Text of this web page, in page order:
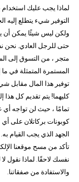
لماذا يجب عليك استخدام
التوفير شيء يتطلع إليه
ولكن ليس شيئًا يمكن أن
حتى للرجل العادي. نحن
متجر ، من التسوق إلى
المستمرة المتمثلة في
توفير هذا المال مقابل
كليهما! يتم تقديم كل هذا
تمامًا ، حيث لن تواجه
كوبونات بركاتلان على
الجهد الذي يجب القيام
تأكد من مسح موقعنا
نفسك لاحقًا. لماذا نقول
والاستفادة من صفقاتنا.